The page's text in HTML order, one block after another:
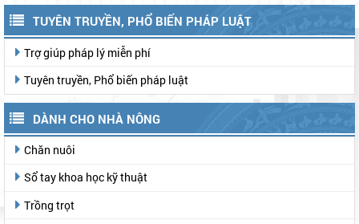
TUYÊN TRUYỀN, PHỔ BIẾN PHÁP LUẬT
Trợ giúp pháp lý miễn phí
Tuyên truyền, Phổ biến pháp luật
DÀNH CHO NHÀ NÔNG
Chăn nuôi
Sổ tay khoa học kỹ thuật
Trồng trọt